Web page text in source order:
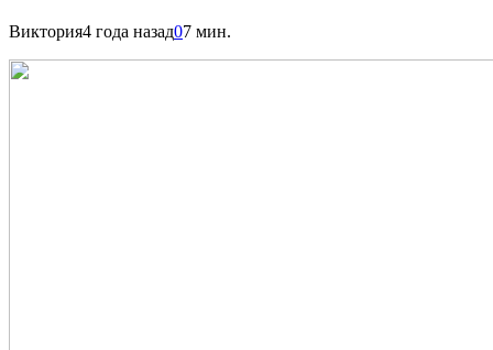
Виктория4 года назад07 мин.